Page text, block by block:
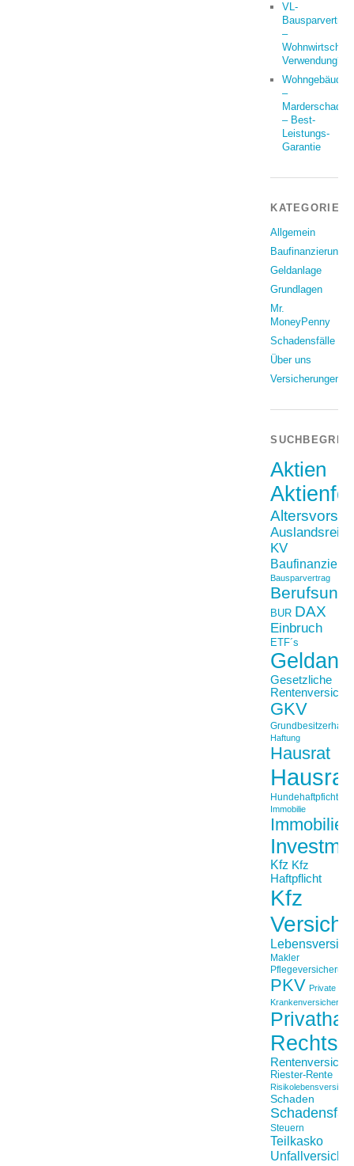
VL-
Bausparvertrag
–
Verwendung?
Wohngebäude
–
Marderschaden
– Best-
Leistungs-
Garantie
KATEGORIEN
Allgemein
Baufinanzierung
Geldanlage
Grundlagen
Mr.
MoneyPenny
Schadensfälle
Über uns
Versicherungen
Aktien
Auslandsreise
KV
Bausparvertrag
BUR DAX
Einbruch
ETF´s
Gesetzliche
GKV
Haftung
Hausrat
Hundehaftpficht
Immobilie
Kfz Kfz
Haftpflicht
Kfz
Makler
Pflegeversicherung
PKV Private
Krankenversicherung
Riester-Rente
Schaden
Steuern
Teilkasko